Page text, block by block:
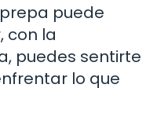
puede
con la
puedes sentirte
lo que